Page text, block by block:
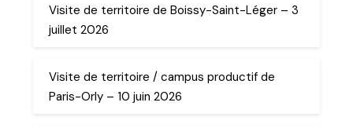
Visite de territoire de Boissy-Saint-Léger – 3
juillet 2026
Visite de territoire / campus productif de
Paris-Orly – 10 juin 2026